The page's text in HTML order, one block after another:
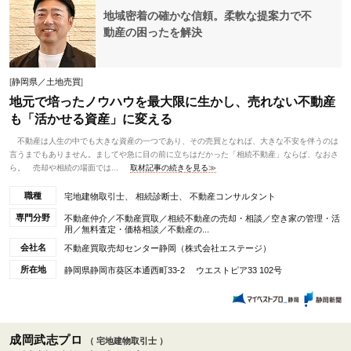
地域密着の確かな信頼。柔軟な提案力で不
動産の困ったを解決
[静岡県／土地売買]
地元で培ったノウハウを最大限に生かし、売れない不動産
も「活かせる資産」に変える
不動産は人生の中でも大きな資産の一つであり、その売買となれば、大きな不安を伴うのは
言うまでもありません。ましてや急に目の前に立ちはだかった「相続不動産」ならば、なおさ
ら。 売却や相続の場面では...
取材記事の続きを見る≫
職種 宅地建物取引士、 相続診断士、 不動産コンサルタント
専門分野
不動産仲介／不動産買取／相続不動産の売却・相談／空き家の管理・活
用／無料査定・価格相談／不動産の...
会社名
不動産買取売却センター静岡（株式会社エステージ）
所在地 静岡県静岡市葵区本通西町33-2 ウエストピア33 102号
成岡武志プロ
（ 宅地建物取引士 ）